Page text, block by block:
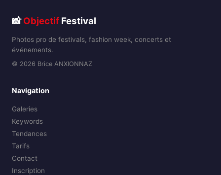
📸Objectif Festival
Photos pro de festivals, fashion week, concerts et
événements.
© 2026 Brice ANXIONNAZ
Navigation
Galeries
Keywords
Tendances
Tarifs
Contact
Inscription